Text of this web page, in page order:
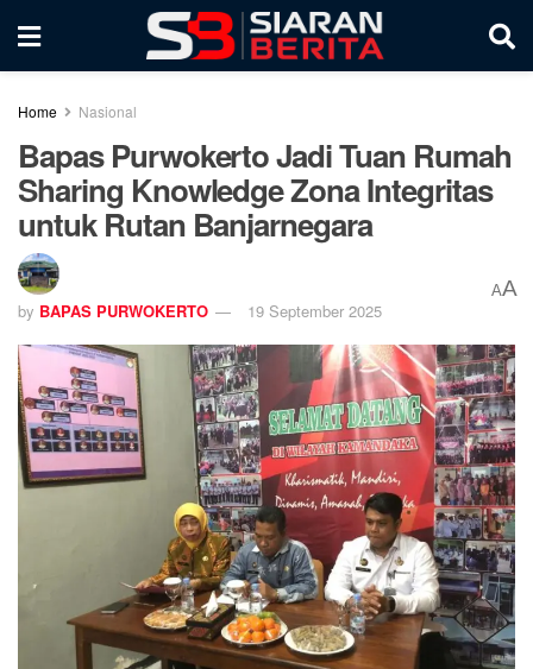
Home Nasional
Bapas Purwokerto Jadi Tuan Rumah
Sharing Knowledge Zona Integritas
untuk Rutan Banjarnegara
by BAPAS PURWOKERTO 19 September 2025
AA